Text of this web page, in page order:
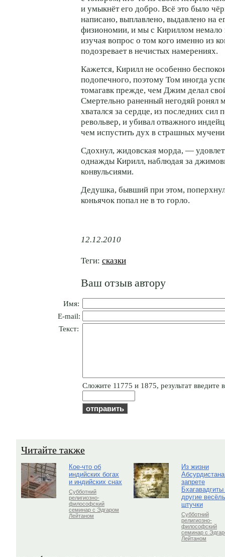
и умыкнёт его добро. Всё это было
написано, выплавлено, выдавлено на
физиономии, и мы с Кириллом немало
изучая вопрос о том кого именно из
подозревает в нечистых намерениях.
Кажется, Кирилл не особенно
подопечного, поэтому Том иногда
томагавк прежде, чем Джим делал
Смертельно раненный негодяй ронял
хватался за сердце, из последних сил
револьвер, и убивал отважного
чем испустить дух в страшных
Сдохнул, жидовская морда, —
однажды Кирилл, наблюдая за
конвульсиями.
Дедушка, бывший при этом,
коньячок попал не в то горло.
12.12.2010
Теги: сказки
Ваш отзыв автору
Имя:
E-mail:
Текст:
Cлoжитe 11775 и 1875, результат введите
Читайте также
Кое-что об
индийских богах
и индийских снах
Субботний
религиозно-
философский
семинар с Эдгаром
Лейтаном
Из жизни
запрете
Бхагавадгиты
другие
штучки
Субботний
религиозно-
философский
семинар с
Лейтаном